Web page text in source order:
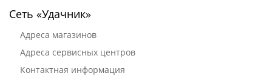
Сеть «Удачник»
Адреса магазинов
Адреса сервисных центров
Контактная информация